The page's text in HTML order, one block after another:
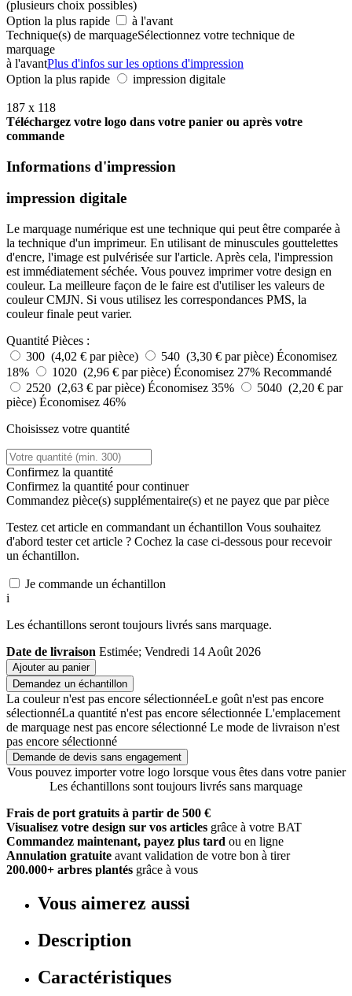
(plusieurs choix possibles)
Option la plus rapide
à l'avant
Technique(s) de marquageSélectionnez votre technique de
marquage
à l'avantPlus d'infos sur les options d'impression
Option la plus rapide
impression digitale
187 x 118
Téléchargez votre logo dans votre panier ou après votre
commande
Informations d'impression
impression digitale
Le marquage numérique est une technique qui peut être comparée à
la technique d'un imprimeur. En utilisant de minuscules gouttelettes
d'encre, l'image est pulvérisée sur l'article. Après cela, l'impression
est immédiatement séchée. Vous pouvez imprimer votre design en
couleur. La meilleure façon de le faire est d'utiliser les valeurs de
couleur CMJN. Si vous utilisez les correspondances PMS, la
couleur finale peut varier.
Quantité Pièces :
300 (4,02 € par pièce)
540 (3,30 € par pièce) Économisez
18%
1020 (2,96 € par pièce) Économisez 27% Recommandé
2520 (2,63 € par pièce) Économisez 35%
5040 (2,20 € par
pièce) Économisez 46%
Choisissez votre quantité
Confirmez la quantité
Confirmez la quantité pour continuer
Commandez pièce(s) supplémentaire(s) et ne payez que par pièce
Testez cet article en commandant un échantillon Vous souhaitez
d'abord tester cet article ? Cochez la case ci-dessous pour recevoir
un échantillon.
Je commande un échantillon
i
Les échantillons seront toujours livrés sans marquage.
Date de livraison Estimée; Vendredi 14 Août 2026
Ajouter au panier
Demandez un échantillon
La couleur n'est pas encore sélectionnéeLe goût n'est pas encore
sélectionnéLa quantité n'est pas encore sélectionnée L'emplacement
de marquage nest pas encore sélectionné Le mode de livraison n'est
pas encore sélectionné
Demande de devis sans engagement
Vous pouvez importer votre logo lorsque vous êtes dans votre panier
Les échantillons sont toujours livrés sans marquage
Frais de port gratuits à partir de 500 €
Visualisez votre design sur vos articles grâce à votre BAT
Commandez maintenant, payez plus tard ou en ligne
Annulation gratuite avant validation de votre bon à tirer
200.000+ arbres plantés grâce à vous
Vous aimerez aussi
Description
Caractéristiques